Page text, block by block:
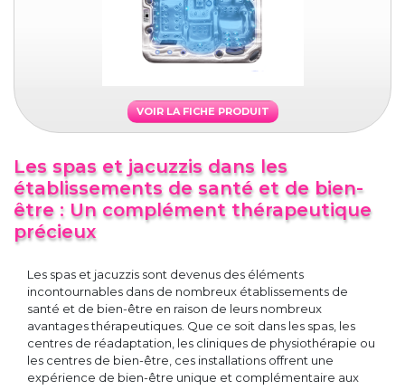
VOIR LA FICHE PRODUIT
Les spas et jacuzzis dans les
établissements de santé et de bien-
être : Un complément thérapeutique
précieux
Les spas et jacuzzis sont devenus des éléments
incontournables dans de nombreux établissements de
santé et de bien-être en raison de leurs nombreux
avantages thérapeutiques. Que ce soit dans les spas, les
centres de réadaptation, les cliniques de physiothérapie ou
les centres de bien-être, ces installations offrent une
expérience de bien-être unique et complémentaire aux